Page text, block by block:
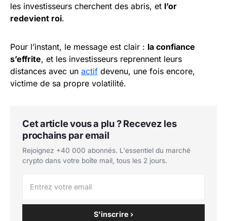
les investisseurs cherchent des abris, et l’or
redevient roi.
Pour l’instant, le message est clair : la confiance
s’effrite, et les investisseurs reprennent leurs
distances avec un actif devenu, une fois encore,
victime de sa propre volatilité.
Cet article vous a plu ? Recevez les
prochains par email
Rejoignez +40 000 abonnés. L'essentiel du marché
crypto dans votre boîte mail, tous les 2 jours.
S'inscrire ›